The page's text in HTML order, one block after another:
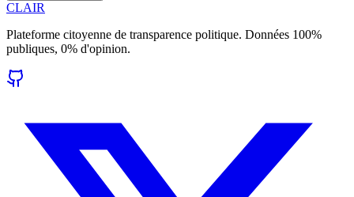
CLAIR
Plateforme citoyenne de transparence politique. Données 100%
publiques, 0% d'opinion.